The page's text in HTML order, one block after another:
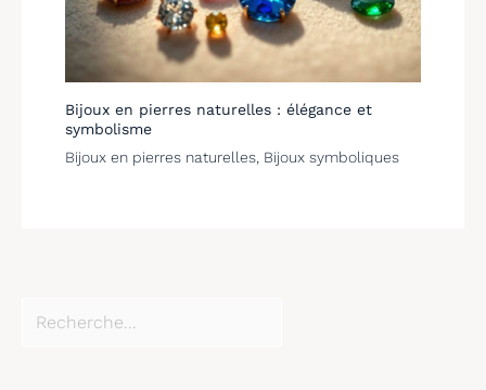
Bijoux en pierres naturelles : élégance et
symbolisme
Bijoux en pierres naturelles Bijoux symboliques